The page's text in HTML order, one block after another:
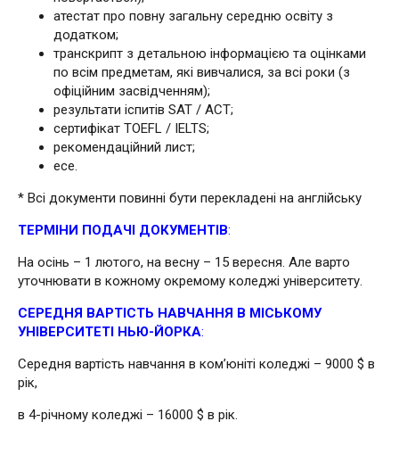
атестат про повну загальну середню освіту з
додатком;
транскрипт з детальною інформацією та оцінками
по всім предметам, які вивчалися, за всі роки (з
офіційним засвідченням);
результати іспитів SAT / ACT;
сертифікат TOEFL / IELTS;
рекомендаційний лист;
есе.
* Всі документи повинні бути перекладені на англійську
ТЕРМІНИ ПОДАЧІ ДОКУМЕНТІВ:
На осінь – 1 лютого, на весну – 15 вересня. Але варто
уточнювати в кожному окремому коледжі університету.
СЕРЕДНЯ ВАРТІСТЬ НАВЧАННЯ В МІСЬКОМУ
УНІВЕРСИТЕТІ НЬЮ-ЙОРКА:
Середня вартість навчання в ком’юніті коледжі – 9000 $ в
рік,
в 4-річному коледжі – 16000 $ в рік.